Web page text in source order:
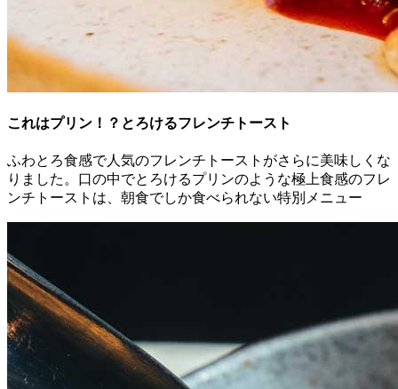
これはプリン！？とろけるフレンチトースト
ふわとろ食感で人気のフレンチトーストがさらに美味しくな
りました。口の中でとろけるプリンのような極上食感のフレ
ンチトーストは、朝食でしか食べられない特別メニュー